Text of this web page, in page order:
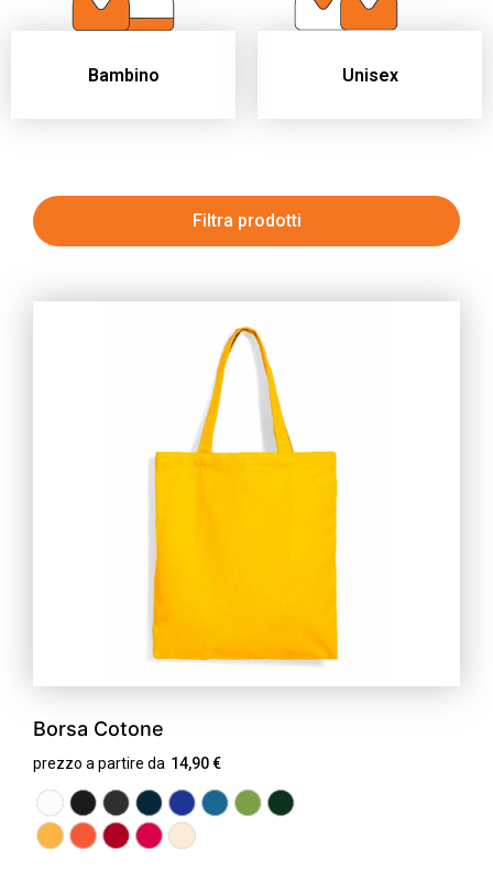
Bambino Unisex
Filtra prodotti
Borsa Cotone
prezzo a partire da 14,90€